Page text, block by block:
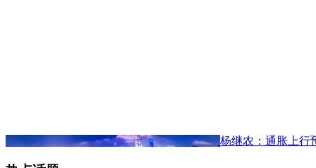
杨继农：通胀上行